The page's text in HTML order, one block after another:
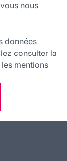
nous
données
consulter la
mentions